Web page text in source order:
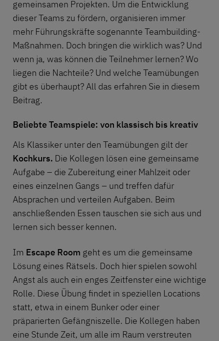
gemeinsamen Projekten. Um die Entwicklung
dieser Teams zu fördern, organisieren immer
mehr Führungskräfte sogenannte Teambuilding-
Maßnahmen. Doch bringen die wirklich was? Und
wenn ja, was können die Teilnehmer lernen? Wo
liegen die Nachteile? Und welche Teamübungen
gibt es überhaupt? All das erfahren Sie in diesem
Beitrag.
Beliebte Teamspiele: von klassisch bis kreativ
Als Klassiker unter den Teamübungen gilt der
Kochkurs. Die Kollegen lösen eine gemeinsame
Aufgabe – die Zubereitung einer Mahlzeit oder
eines einzelnen Gangs – und treffen dafür
Absprachen und verteilen Aufgaben. Beim
anschließenden Essen tauschen sie sich aus und
lernen sich besser kennen.
Im Escape Room geht es um die gemeinsame
Lösung eines Rätsels. Doch hier spielen sowohl
Angst als auch ein enges Zeitfenster eine wichtige
Rolle. Diese Übung findet in speziellen Locations
statt, etwa in einem Bunker oder einer
präparierten Gefängniszelle. Die Kollegen haben
eine Stunde Zeit, um alle im Raum verstreuten